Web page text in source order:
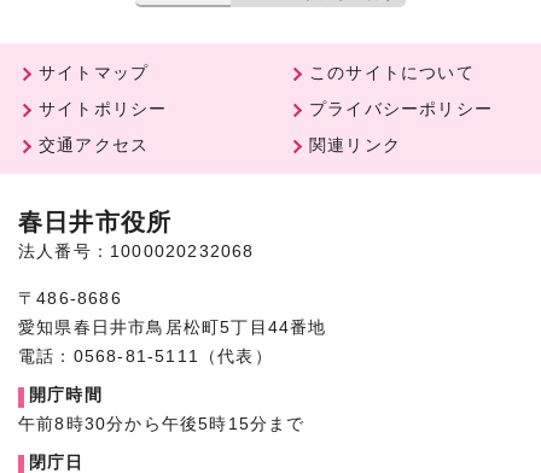
サイトマップ
このサイトについて
サイトポリシー
プライバシーポリシー
交通アクセス
関連リンク
春日井市役所
法人番号：1000020232068
〒486-8686
愛知県春日井市鳥居松町5丁目44番地
電話：0568-81-5111（代表）
開庁時間
午前8時30分から午後5時15分まで
閉庁日